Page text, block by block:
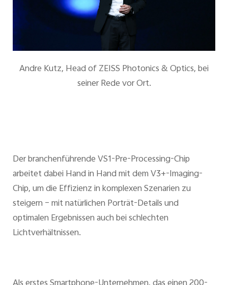
Andre Kutz, Head of ZEISS Photonics & Optics, bei
seiner Rede vor Ort.
Der branchenführende VS1-Pre-Processing-Chip
arbeitet dabei Hand in Hand mit dem V3+-Imaging-
Chip, um die Effizienz in komplexen Szenarien zu
steigern – mit natürlichen Porträt-Details und
optimalen Ergebnissen auch bei schlechten
Lichtverhältnissen.